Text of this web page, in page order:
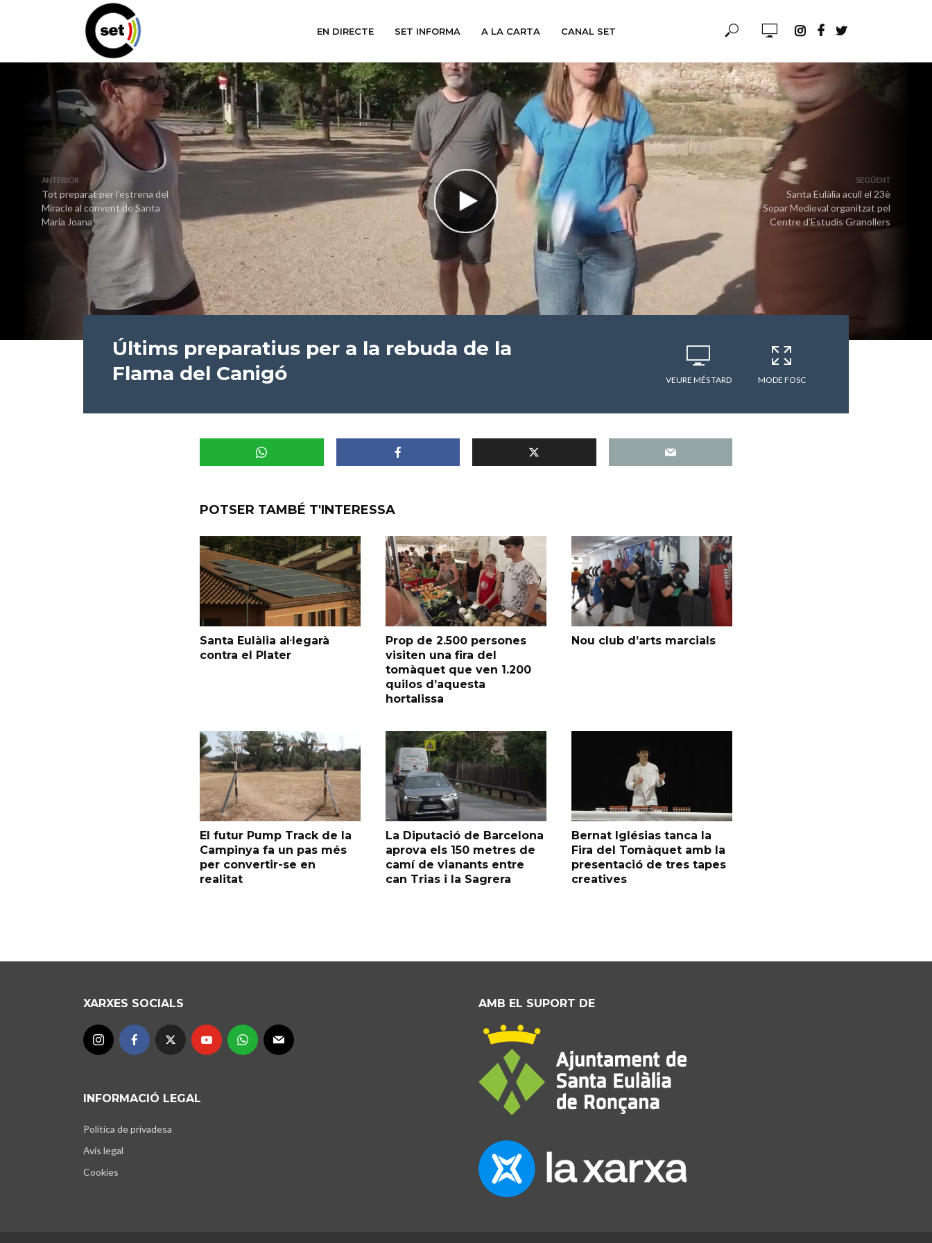
EN DIRECTE SET INFORMA A LA CARTA CANAL SET
ANTERIOR
Tot preparat per l’estrena del
Miracle al convent de Santa
Maria Joana
SEGÜENT
Santa Eulàlia acull el 23è
Sopar Medieval organitzat pel
Centre d’Estudis Granollers
Últims preparatius per a la rebuda de la
Flama del Canigó
VEURE MÉS TARD MODE FOSC
POTSER TAMBÉ T'INTERESSA
Santa Eulàlia al·legarà
contra el Plater
Prop de 2.500 persones
visiten una fira del
tomàquet que ven 1.200
quilos d’aquesta
hortalissa
Nou club d’arts marcials
El futur Pump Track de la
Campinya fa un pas més
per convertir-se en
realitat
La Diputació de Barcelona
aprova els 150 metres de
camí de vianants entre
can Trias i la Sagrera
Bernat Iglésias tanca la
Fira del Tomàquet amb la
presentació de tres tapes
creatives
XARXES SOCIALS
INFORMACIÓ LEGAL
Política de privadesa
Avís legal
Cookies
AMB EL SUPORT DE